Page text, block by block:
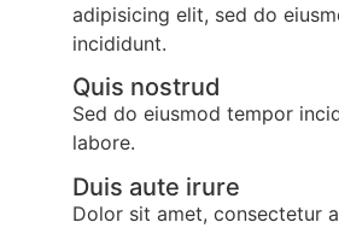
adipisicing elit, sed do
incididunt.
Quis nostrud
Sed do eiusmod tempor
labore.
Duis aute irure
Dolor sit amet, consectetur